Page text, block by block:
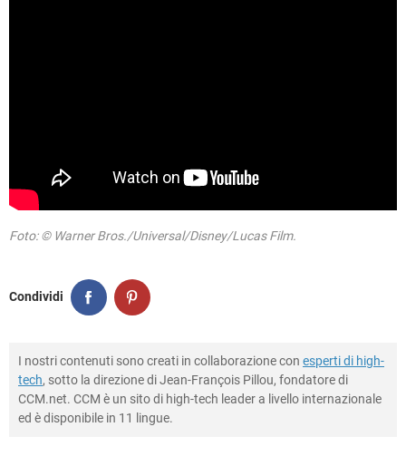
Foto: © Warner Bros./Universal/Disney/Lucas Film.
Condividi
I nostri contenuti sono creati in collaborazione con esperti di high-
tech, sotto la direzione di Jean-François Pillou, fondatore di
CCM.net. CCM è un sito di high-tech leader a livello internazionale
ed è disponibile in 11 lingue.